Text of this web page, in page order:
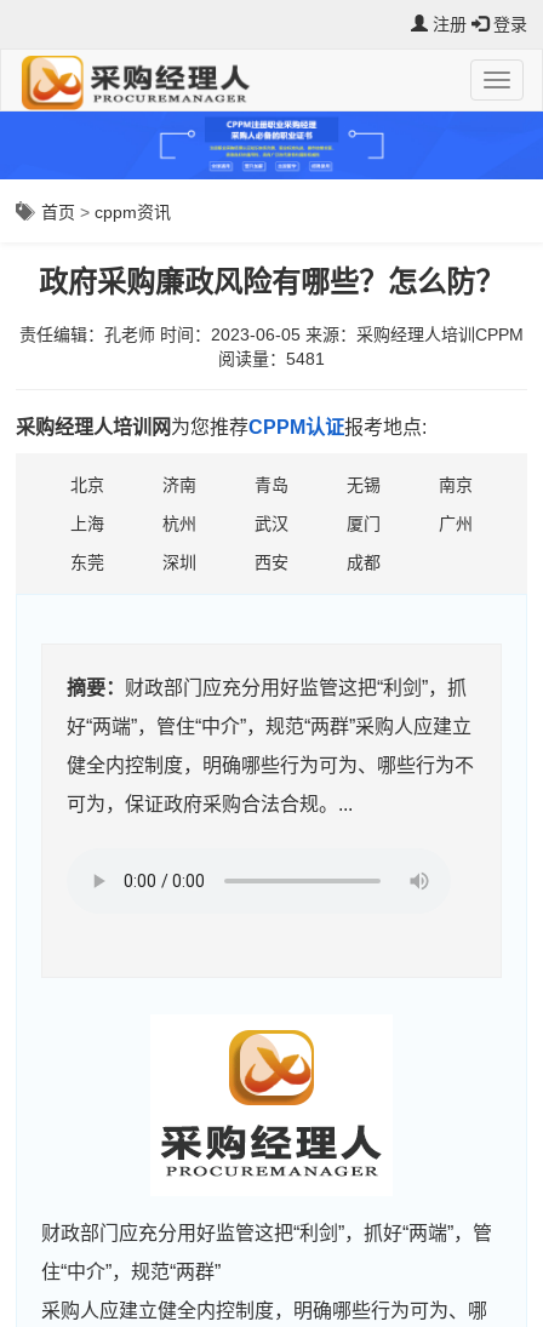
注册 登录
首页 >cppm资讯
政府采购廉政风险有哪些？怎么防？
责任编辑：孔老师 时间：2023-06-05 来源： 采购经理人培训CPPM
阅读量：5481
采购经理人培训网为您推荐CPPM认证报考地点:
北京 济南 青岛 无锡
南京
上海
杭州 武汉 厦门
广州
东莞
深圳 西安 成都
摘要： 财政部门应充分用好监管这把“利剑”，抓
好“两端”，管住“中介”，规范“两群”采购人应建立
健全内控制度，明确哪些行为可为、哪些行为不
可为，保证政府采购合法合规。...
财政部门应充分用好监管这把“利剑”，抓好“两端”，管
住“中介”，规范“两群”
采购人应建立健全内控制度，明确哪些行为可为、哪